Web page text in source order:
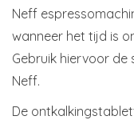
Neff
wanneer het tijd is
Gebruik hiervoor
Neff.
De